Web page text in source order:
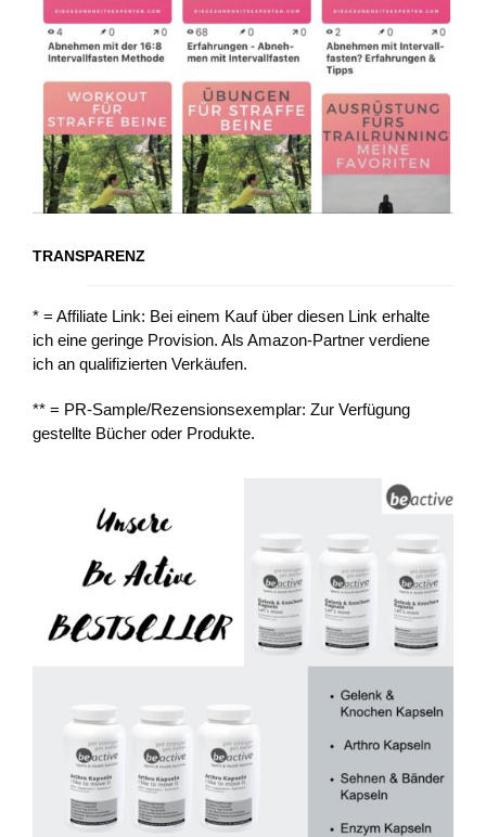
TRANSPARENZ
* = Affiliate Link: Bei einem Kauf über diesen Link erhalte
ich eine geringe Provision. Als Amazon-Partner verdiene
ich an qualifizierten Verkäufen.
** = PR-Sample/Rezensionsexemplar: Zur Verfügung
gestellte Bücher oder Produkte.